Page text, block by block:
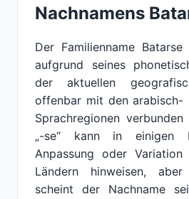
Nachnamens
Der Familienname
aufgrund seines
der aktuellen
offenbar mit den arabisch-
Sprachregionen
„-se“ kann in einigen
Anpassung oder Variation
Ländern hinweisen,
scheint der Nachname